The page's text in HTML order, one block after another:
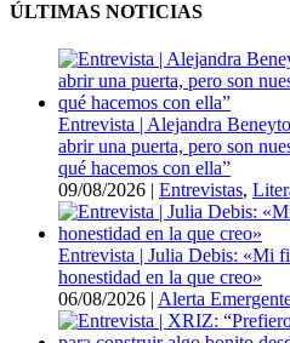
ÚLTIMAS NOTICIAS
Entrevista | Alejandra
abrir una puerta, pero son
qué hacemos con ella”
09/08/2026 | Entrevistas,
Entrevista | Julia Debis: «Mi
honestidad en la que creo»
06/08/2026 | Alerta